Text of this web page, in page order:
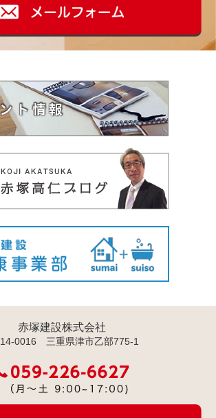
赤塚建設株式会社
0016 三重県津市乙部775-1